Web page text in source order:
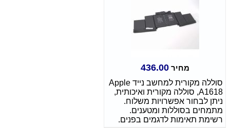
מחיר436.00
סוללה מקורית למחשב נייד Apple
A1618, סוללה מקורית ואיכותית,
ניתן לבחור אפשרויות משלוח.
מתמחים בסוללות ומטענים.
רשימת תאימות לדגמים בפנים.